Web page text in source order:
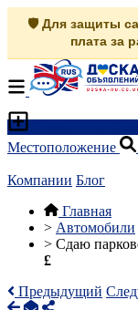
🛡️ Для защиты
плата за
Местоположение
Компании Блог
Главная
> Автомобили
> Сдаю
£
Предыдущий